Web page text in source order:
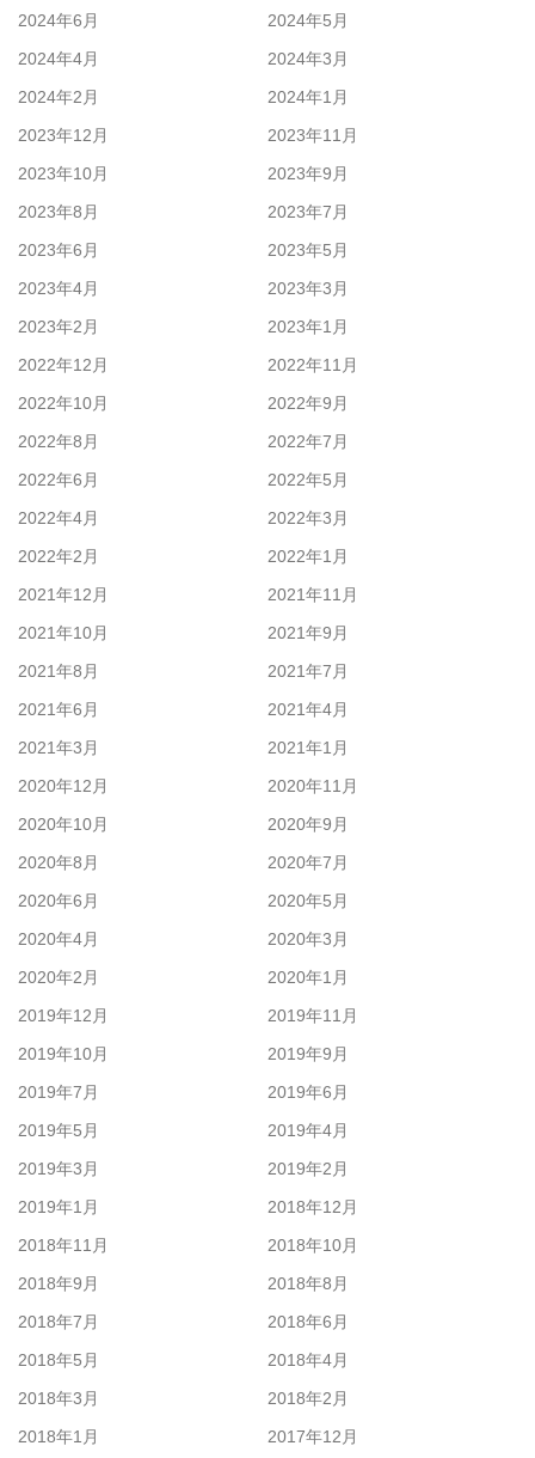
2024年6月
2024年5月
2024年4月
2024年3月
2024年2月
2024年1月
2023年12月
2023年11月
2023年10月
2023年9月
2023年8月
2023年7月
2023年6月
2023年5月
2023年4月
2023年3月
2023年2月
2023年1月
2022年12月
2022年11月
2022年10月
2022年9月
2022年8月
2022年7月
2022年6月
2022年5月
2022年4月
2022年3月
2022年2月
2022年1月
2021年12月
2021年11月
2021年10月
2021年9月
2021年8月
2021年7月
2021年6月
2021年4月
2021年3月
2021年1月
2020年12月
2020年11月
2020年10月
2020年9月
2020年8月
2020年7月
2020年6月
2020年5月
2020年4月
2020年3月
2020年2月
2020年1月
2019年12月
2019年11月
2019年10月
2019年9月
2019年7月
2019年6月
2019年5月
2019年4月
2019年3月
2019年2月
2019年1月
2018年12月
2018年11月
2018年10月
2018年9月
2018年8月
2018年7月
2018年6月
2018年5月
2018年4月
2018年3月
2018年2月
2018年1月
2017年12月